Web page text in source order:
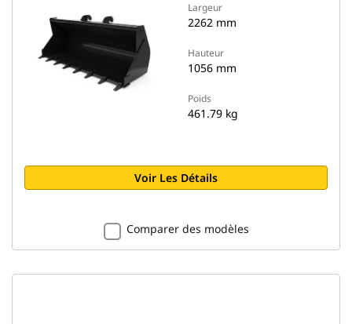
Largeur
2262 mm
Hauteur
1056 mm
Poids
461.79 kg
Voir Les Détails
Comparer des modèles